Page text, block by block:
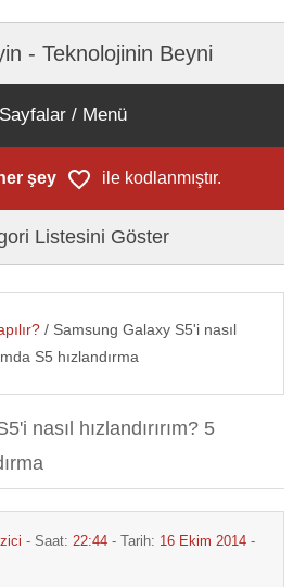
- Teknolojinin Beyni
Sayfalar / Menü
her şey ile kodlanmıştır.
Listesini Göster
/ Samsung Galaxy S5'i nasıl
S5 hızlandırma
nasıl hızlandırırım? 5
- Saat: 22:44 - Tarih: 16 Ekim 2014 -